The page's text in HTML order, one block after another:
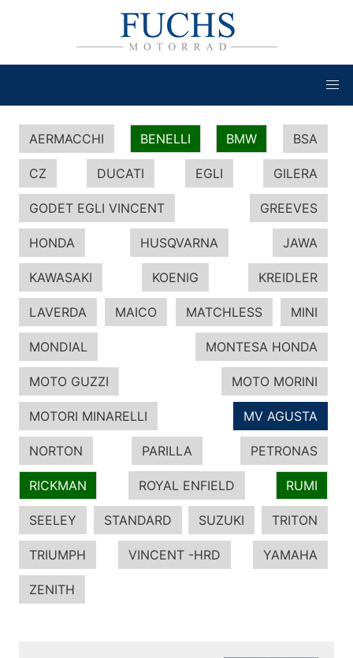
AERMACCHI BENELLI BMW BSA
CZ DUCATI EGLI GILERA
GODET EGLI VINCENT GREEVES
HONDA HUSQVARNA JAWA
KAWASAKI KOENIG KREIDLER
LAVERDA MAICO MATCHLESS MINI
MONDIAL MONTESA HONDA
MOTO GUZZI MOTO MORINI
MOTORI MINARELLI MV AGUSTA
NORTON PARILLA PETRONAS
RICKMAN ROYAL ENFIELD RUMI
SEELEY STANDARD SUZUKI TRITON
TRIUMPH VINCENT -HRD YAMAHA
ZENITH